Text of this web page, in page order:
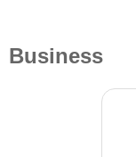
Business